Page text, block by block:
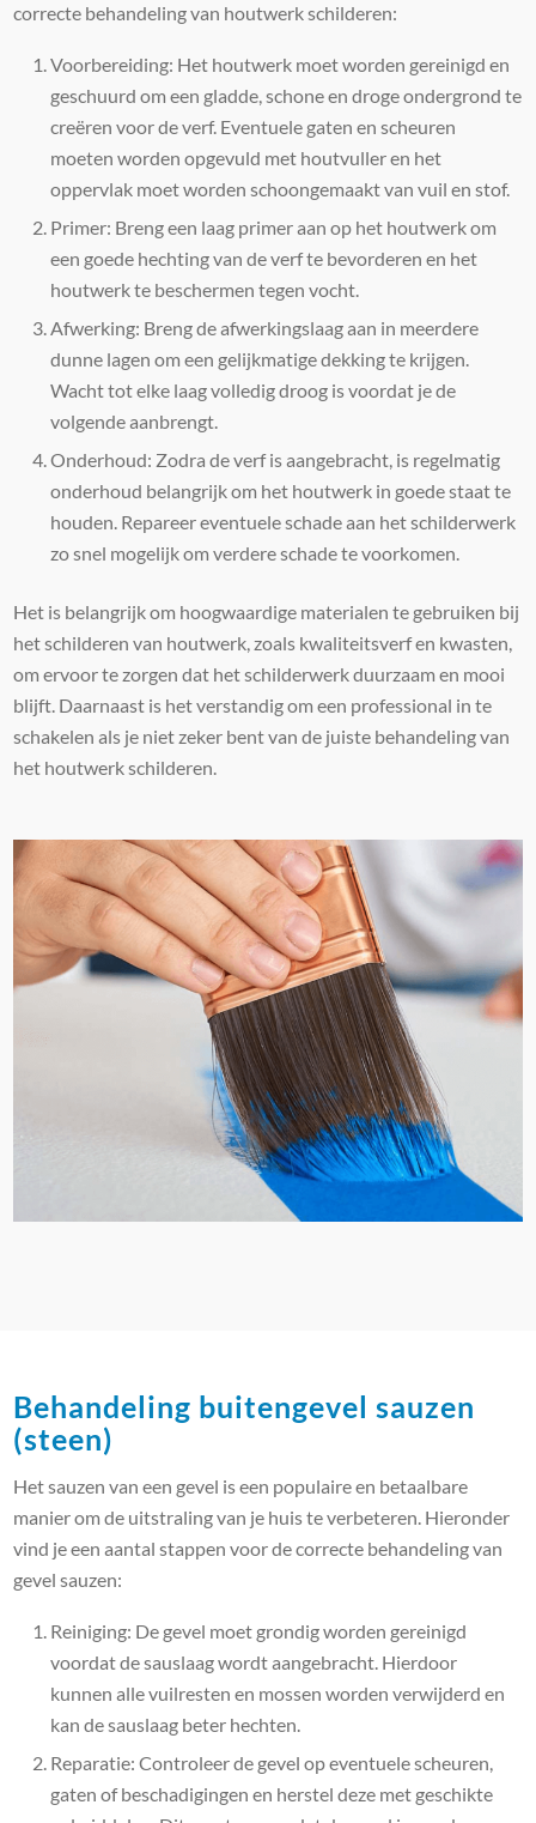
correcte behandeling van houtwerk schilderen:
Voorbereiding: Het houtwerk moet worden gereinigd en
geschuurd om een gladde, schone en droge ondergrond te
creëren voor de verf. Eventuele gaten en scheuren
moeten worden opgevuld met houtvuller en het
oppervlak moet worden schoongemaakt van vuil en stof.
Primer: Breng een laag primer aan op het houtwerk om
een goede hechting van de verf te bevorderen en het
houtwerk te beschermen tegen vocht.
Afwerking: Breng de afwerkingslaag aan in meerdere
dunne lagen om een gelijkmatige dekking te krijgen.
Wacht tot elke laag volledig droog is voordat je de
volgende aanbrengt.
Onderhoud: Zodra de verf is aangebracht, is regelmatig
onderhoud belangrijk om het houtwerk in goede staat te
houden. Repareer eventuele schade aan het schilderwerk
zo snel mogelijk om verdere schade te voorkomen.
Het is belangrijk om hoogwaardige materialen te gebruiken bij
het schilderen van houtwerk, zoals kwaliteitsverf en kwasten,
om ervoor te zorgen dat het schilderwerk duurzaam en mooi
blijft. Daarnaast is het verstandig om een professional in te
schakelen als je niet zeker bent van de juiste behandeling van
het houtwerk schilderen.
Behandeling buitengevel sauzen
(steen)
Het sauzen van een gevel is een populaire en betaalbare
manier om de uitstraling van je huis te verbeteren. Hieronder
vind je een aantal stappen voor de correcte behandeling van
gevel sauzen:
Reiniging: De gevel moet grondig worden gereinigd
voordat de sauslaag wordt aangebracht. Hierdoor
kunnen alle vuilresten en mossen worden verwijderd en
kan de sauslaag beter hechten.
Reparatie: Controleer de gevel op eventuele scheuren,
gaten of beschadigingen en herstel deze met geschikte